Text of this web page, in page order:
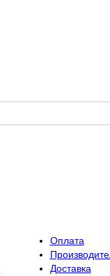
Оплата
Доставка